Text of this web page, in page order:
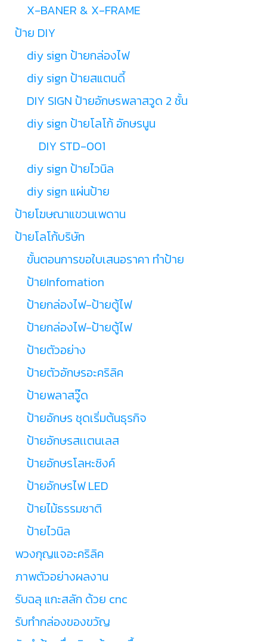
X-BANER & X-FRAME
ป้าย DIY
diy sign ป้ายกล่องไฟ
diy sign ป้ายสแตนดี้
DIY SIGN ป้ายอักษรพลาสวูด 2 ชั้น
diy sign ป้ายโลโก้ อักษรนูน
DIY STD-001
diy sign ป้ายไวนิล
diy sign แผ่นป้าย
ป้ายโฆษณาแขวนเพดาน
ป้ายโลโก้บริษัท
ขั้นตอนการขอใบเสนอราคา ทำป้าย
ป้ายInfomation
ป้ายกล่องไฟ-ป้ายตู้ไฟ
ป้ายกล่องไฟ-ป้ายตู้ไฟ
ป้ายตัวอย่าง
ป้ายตัวอักษรอะคริลิค
ป้ายพลาสวู๊ด
ป้ายอักษร ชุดเริ่มต้นธุรกิจ
ป้ายอักษรสเเตนเลส
ป้ายอักษรโลหะซิงค์
ป้ายอักษรไฟ LED
ป้ายไม้ธรรมชาติ
ป้ายไวนิล
พวงกุญแจอะคริลิค
ภาพตัวอย่างผลงาน
รับฉลุ แกะสลัก ด้วย cnc
รับทำกล่องของขวัญ